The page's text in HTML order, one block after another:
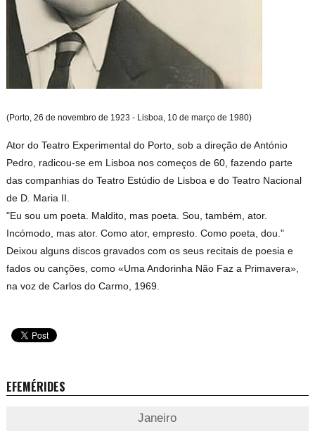
(Porto, 26 de novembro de 1923 - Lisboa, 10 de março de 1980)
Ator do Teatro Experimental do Porto, sob a direção de António
Pedro, radicou-se em Lisboa nos começos de 60, fazendo parte
das companhias do Teatro Estúdio de Lisboa e do Teatro Nacional
de D. Maria II.
"Eu sou um poeta. Maldito, mas poeta. Sou, também, ator.
Incómodo, mas ator. Como ator, empresto. Como poeta, dou."
Deixou alguns discos gravados com os seus recitais de poesia e
fados ou canções, como «Uma Andorinha Não Faz a Primavera»,
na voz de Carlos do Carmo, 1969.
EFEMÉRIDES
Janeiro